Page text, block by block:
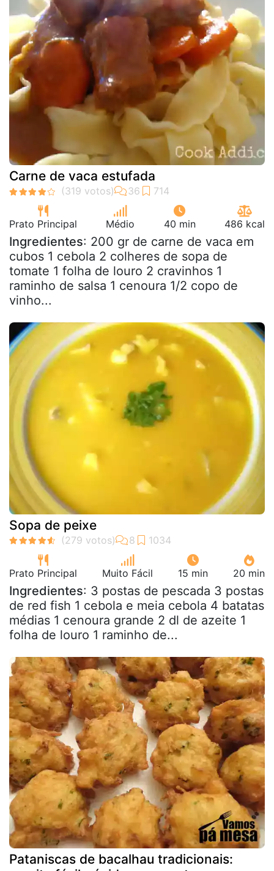
Carne de vaca estufada
Prato Principal Médio 40 min 486 kcal
Ingredientes: 200 gr de carne de vaca em
cubos 1 cebola 2 colheres de sopa de
tomate 1 folha de louro 2 cravinhos 1
raminho de salsa 1 cenoura 1/2 copo de
vinho...
Sopa de peixe
Prato Principal Muito Fácil 15 min 20 min
Ingredientes: 3 postas de pescada 3 postas
de red fish 1 cebola e meia cebola 4 batatas
médias 1 cenoura grande 2 dl de azeite 1
folha de louro 1 raminho de...
Pataniscas de bacalhau tradicionais: